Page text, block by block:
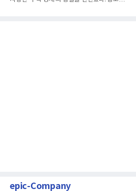
epic-Company